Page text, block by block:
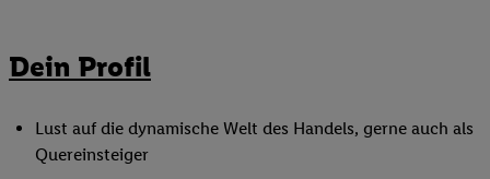
Dein Profil
Lust auf die dynamische Welt des Handels, gerne auch als
Quereinsteiger